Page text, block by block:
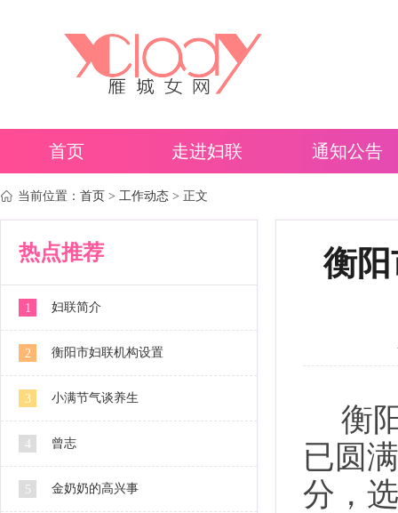
首页 走进妇联 通知公告
当前位置： 首页 > 工作动态 > 正文
热点推荐
1 妇联简介
2 衡阳市妇联机构设置
3 小满节气谈养生
4 曾志
5 金奶奶的高兴事
衡阳
衡
已圆
分，